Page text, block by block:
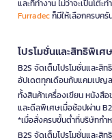
และที่ทำงาน ไม่ว่าจะเป็นโต๊
Furradecก็มีให้เลือกครบครั
โปรโมชั่นและสิทธิพิเศษ
B2S จัดเต็มโปรโมชั่นและสิ
อัปเดตทุกเดือนกับแคมเปญ
ทั้งสินค้าเครื่องเขียน หนังสื
และดีลพิเศษเมื่อช้อปผ่าน
*เมื่อสั่งครบขั้นต่ำที่บริษัทกำ
B2S จัดเต็มโปรโมชั่นและสิ